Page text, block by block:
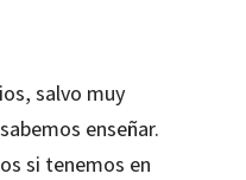
salvo muy
enseñar.
si tenemos en